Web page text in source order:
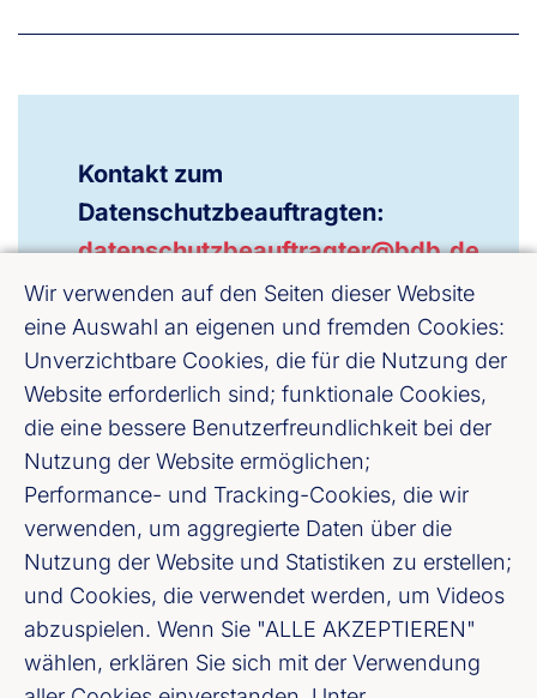
Kontakt zum
Datenschutzbeauftragten:
datenschutzbeauftragter@bdb.de
Wir verwenden auf den Seiten dieser Website
eine Auswahl an eigenen und fremden Cookies:
Unverzichtbare Cookies, die für die Nutzung der
Website erforderlich sind; funktionale Cookies,
die eine bessere Benutzerfreundlichkeit bei der
Nutzung der Website ermöglichen;
Performance- und Tracking-Cookies, die wir
verwenden, um aggregierte Daten über die
Nutzung der Website und Statistiken zu erstellen;
und Cookies, die verwendet werden, um Videos
abzuspielen. Wenn Sie "ALLE AKZEPTIEREN"
wählen, erklären Sie sich mit der Verwendung
Bankenverband Mitte e. V.
Weißfrauenstraße 12 - 16, 60311 Frankfurt
am Main